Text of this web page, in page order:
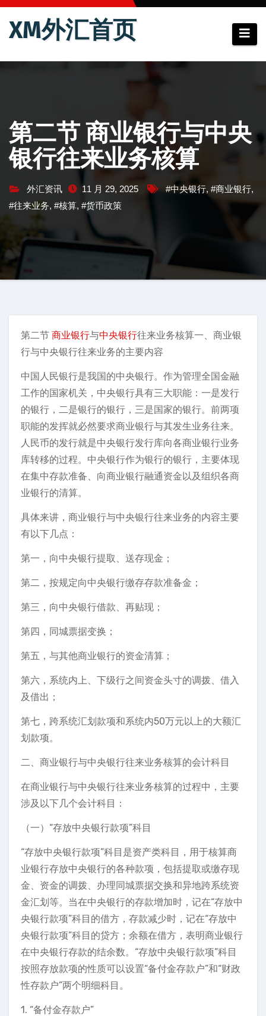
跳
XM外汇首页
第二节 商业银行与中央
银行往来业务核算
外汇资讯 11 月 29, 2025 #中央银行, #商业银行,
#往来业务, #核算, #货币政策
第二节 商业银行与中央银行往来业务核算一、商业银
行与中央银行往来业务的主要内容
中国人民银行是我国的中央银行。作为管理全国金融
工作的国家机关，中央银行具有三大职能：一是发行
的银行，二是银行的银行，三是国家的银行。前两项
职能的发挥就必然要求商业银行与其发生业务往来。
人民币的发行就是中央银行发行库向各商业银行业务
库转移的过程。中央银行作为银行的银行，主要体现
在集中存款准备、向商业银行融通资金以及组织各商
业银行的清算。
具体来讲，商业银行与中央银行往来业务的内容主要
有以下几点：
第一，向中央银行提取、送存现金；
第二，按规定向中央银行缴存存款准备金；
第三，向中央银行借款、再贴现；
第四，同城票据变换；
第五，与其他商业银行的资金清算；
第六，系统内上、下级行之间资金头寸的调拨、借入
及借出；
第七，跨系统汇划款项和系统内50万元以上的大额汇
划款项。
二、商业银行与中央银行往来业务核算的会计科目
在商业银行与中央银行往来业务核算的过程中，主要
涉及以下几个会计科目：
（一）“存放中央银行款项”科目
“存放中央银行款项”科目是资产类科目，用于核算商
业银行存放中央银行的各种款项，包括提取或缴存现
金、资金的调拨、办理同城票据交换和异地跨系统资
金汇划等。当在中央银行的存款增加时，记在“存放中
央银行款项”科目的借方，存款减少时，记在“存放中
央银行款项”科目的贷方；余额在借方，表明商业银行
在中央银行存款的结余数。“存放中央银行款项”科目
按照存放款项的性质可以设置“备付金存款户”和“财政
性存款户”两个明细科目。
1. “备付金存款户”